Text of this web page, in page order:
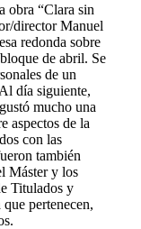
obra “Clara sin
director Manuel
redonda sobre
de abril. Se
de un
día siguiente,
mucho una
aspectos de la
con las
también
Máster y los
Titulados y
pertenecen,